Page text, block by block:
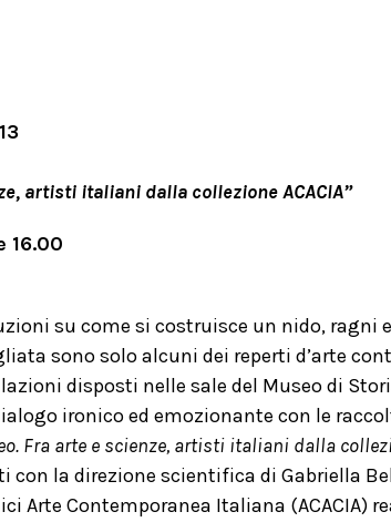
artisti italiani dalla collezione ACACIA”
16.00
su come si costruisce un nido, ragni
sono solo alcuni dei reperti d’arte
disposti nelle sale del Museo di
ironico ed emozionante con le
Fra arte e scienze, artisti italiani dalla
con la direzione scientifica di Gabriella
Arte Contemporanea Italiana (ACACIA)